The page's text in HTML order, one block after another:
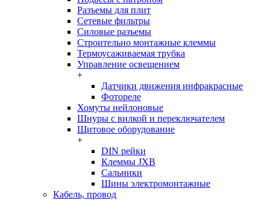
Разъемы для плит
Сетевые фильтры
Силовые разъемы
Строительно монтажные клеммы
Термоусаживаемая трубка
Управление освещением
+
Датчики движения инфракрасные
Фотореле
Хомуты нейлоновые
Шнуры с вилкой и переключателем
Щитовое оборудование
+
DIN рейки
Клеммы JXB
Сальники
Шины электромонтажные
Кабель, провод